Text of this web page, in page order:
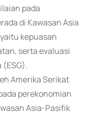
pada
di Kawasan Asia
kepuasan
serta evaluasi
Amerika Serikat
perekonomian
Asia-Pasifik